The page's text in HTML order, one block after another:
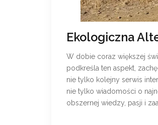
Ekologiczna
W dobie coraz większej
podkreśla ten aspekt,
nie tylko kolejny serwis
nie tylko wiadomości o
obszernej wiedzy, pasji i